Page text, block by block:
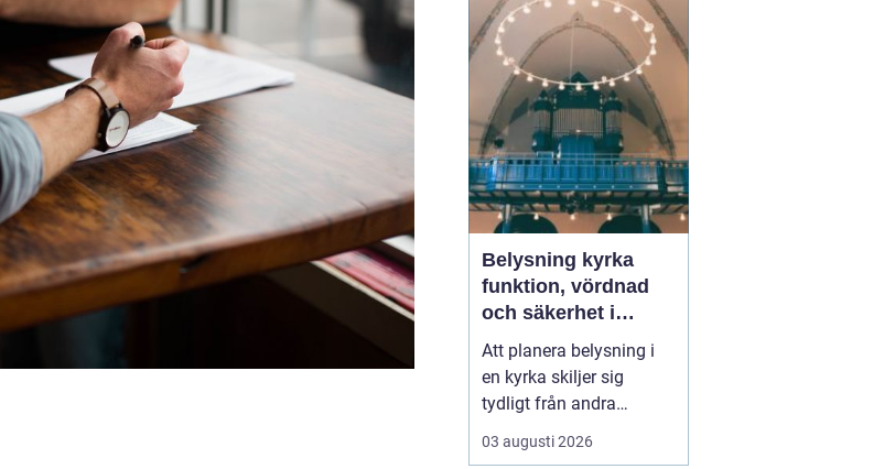
inom hälso- och
sjukvården s...
Belysning kyrka
funktion, vördnad
och säkerhet i
samma lösning
Att planera belysning i
en kyrka skiljer sig
tydligt från andra
offentliga miljöer. Ljuset
ska bära rummet, lyfta
03 augusti 2026